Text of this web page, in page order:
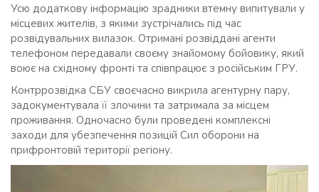
Усю додаткову інформацію зрадники втемну випитували у
місцевих жителів, з якими зустрічались під час
розвідувальних вилазок. Отримані розвіддані агенти
телефоном передавали своєму знайомому бойовику, який
воює на східному фронті та співпрацює з російським ГРУ.
Контррозвідка СБУ своєчасно викрила агентурну пару,
задокументувала її злочини та затримала за місцем
проживання. Одночасно були проведені комплексні
заходи для убезпечення позицій Сил оборони на
прифронтовій території регіону.